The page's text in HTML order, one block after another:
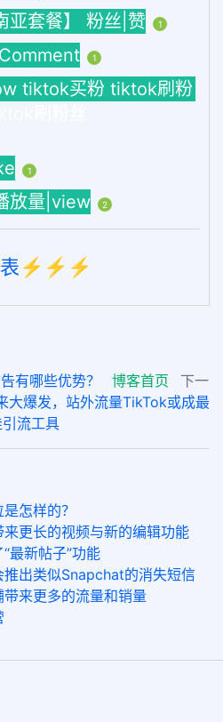
亚套餐】 粉丝|赞 1
1
tiktok买粉 tiktok刷粉
1
放量|view 2
表⚡️⚡️⚡️
有哪些优势？ 博客首页
下一
大爆发，站外流量TikTok或成最
流工具
怎样的？
更长的视频与新的编辑功能
最新帖子”功能
出类似Snapchat的消失短信
来更多的流量和销量